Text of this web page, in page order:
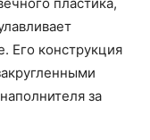
Его конструкция
за